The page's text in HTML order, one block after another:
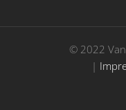
© 2022
|